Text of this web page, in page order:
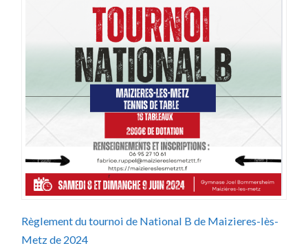
Règlement du tournoi de National B de Maizieres-lès-
Metz de 2024